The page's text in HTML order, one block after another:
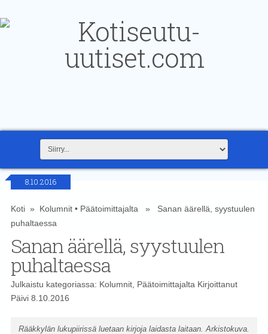
8.10.2016
Koti» Kolumnit• Päätoimittajalta » Sanan äärellä, syystuulen
puhaltaessa
Sanan äärellä, syystuulen
puhaltaessa
Julkaistu kategoriassa: Kolumnit, Päätoimittajalta Kirjoittanut
Päivi8.10.2016
Rääkkylän lukupiirissä luetaan kirjoja laidasta laitaan. Arkistokuva.